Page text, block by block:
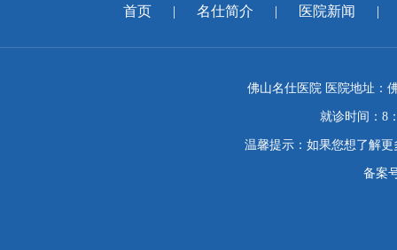
首页 | 名仕简介 | 医院新闻 |
佛山名仕医院 医院地址：
就诊时间：8
温馨提示：如果您想了解
备案